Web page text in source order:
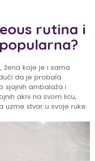
rutina i
žena koje je i sama
da je probala
sjajnih ambalaža i
akni na svom licu,
uzme stvar u svoje ruke.